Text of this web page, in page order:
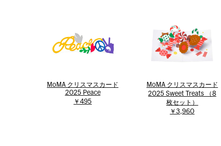
MoMA クリスマスカード
2025 Peace
￥495
MoMA クリスマスカード
2025 Sweet Treats （8
枚セット）
￥3,960